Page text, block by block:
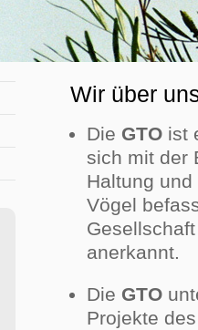
Wir über
Die GTOist
sich mit der
Haltung
Vögel
anerkannt.
Die GTO
Projekte